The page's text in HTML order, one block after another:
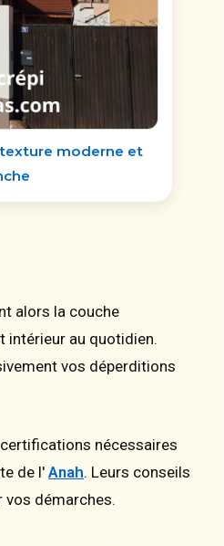
moderne et
alors la couche
au quotidien.
vos déperditions
nécessaires
de l' Anah. Leurs conseils
vos démarches.